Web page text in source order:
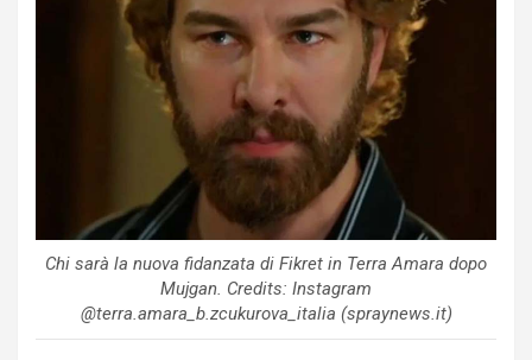
Chi sarà la nuova fidanzata di Fikret in Terra Amara dopo
Mujgan. Credits: Instagram
@terra.amara_b.zcukurova_italia (spraynews.it)